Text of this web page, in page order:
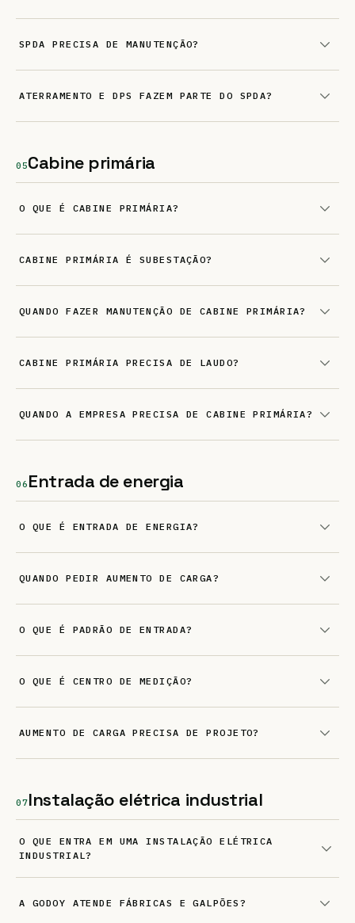
SPDA PRECISA DE MANUTENÇÃO?
ATERRAMENTO E DPS FAZEM PARTE DO SPDA?
05Cabine primária
O QUE É CABINE PRIMÁRIA?
CABINE PRIMÁRIA É SUBESTAÇÃO?
QUANDO FAZER MANUTENÇÃO DE CABINE PRIMÁRIA?
CABINE PRIMÁRIA PRECISA DE LAUDO?
QUANDO A EMPRESA PRECISA DE CABINE PRIMÁRIA?
06 Entrada de energia
O QUE É ENTRADA DE ENERGIA?
QUANDO PEDIR AUMENTO DE CARGA?
O QUE É PADRÃO DE ENTRADA?
O QUE É CENTRO DE MEDIÇÃO?
AUMENTO DE CARGA PRECISA DE PROJETO?
07Instalação elétrica industrial
O QUE ENTRA EM UMA INSTALAÇÃO ELÉTRICA
INDUSTRIAL?
A GODOY ATENDE FÁBRICAS E GALPÕES?